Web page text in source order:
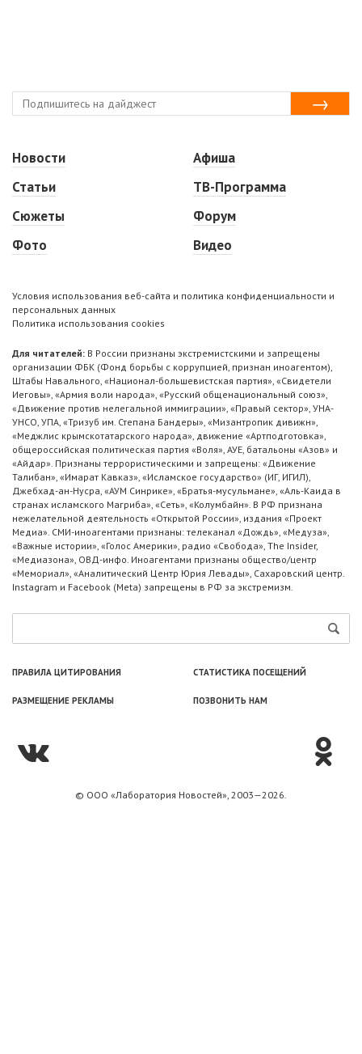
Новости
Статьи
Сюжеты
Фото
Афиша
ТВ-Программа
Форум
Видео
Условия использования веб-сайта и политика конфиденциальности и
персональных данных
Политика использования cookies
Для читателей: В России признаны экстремистскими и запрещены
организации ФБК (Фонд борьбы с коррупцией, признан иноагентом),
Штабы Навального, «Национал-большевистская партия», «Свидетели
Иеговы», «Армия воли народа», «Русский общенациональный союз»,
«Движение против нелегальной иммиграции», «Правый сектор», УНА-
УНСО, УПА, «Тризуб им. Степана Бандеры», «Мизантропик дивижн»,
«Меджлис крымскотатарского народа», движение «Артподготовка»,
общероссийская политическая партия «Воля», АУЕ, батальоны «Азов» и
«Айдар». Признаны террористическими и запрещены: «Движение
Талибан», «Имарат Кавказ», «Исламское государство» (ИГ, ИГИЛ),
Джебхад-ан-Нусра, «АУМ Синрике», «Братья-мусульмане», «Аль-Каида в
странах исламского Магриба», «Сеть», «Колумбайн». В РФ признана
нежелательной деятельность «Открытой России», издания «Проект
Медиа». СМИ-иноагентами признаны: телеканал «Дождь», «Медуза»,
«Важные истории», «Голос Америки», радио «Свобода», The Insider,
«Медиазона», ОВД-инфо. Иноагентами признаны общество/центр
«Мемориал», «Аналитический Центр Юрия Левады», Сахаровский центр.
Instagram и Facebook (Metа) запрещены в РФ за экстремизм.
ПРАВИЛА ЦИТИРОВАНИЯ СТАТИСТИКА ПОСЕЩЕНИЙ
РАЗМЕЩЕНИЕ РЕКЛАМЫ ПОЗВОНИТЬ НАМ
© ООО «Лаборатория Новоcтей», 2003—2026.